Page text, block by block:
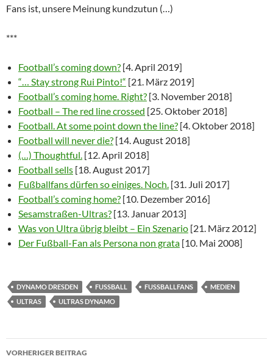
Fans ist, unsere Meinung kundzutun (…)
***
Football’s coming down? [4. April 2019]
“… Stay strong Rui Pinto!“ [21. März 2019]
Football’s coming home. Right? [3. November 2018]
Football – The red line crossed [25. Oktober 2018]
Football. At some point down the line? [4. Oktober 2018]
Football will never die? [14. August 2018]
(…) Thoughtful. [12. April 2018]
Football sells [18. August 2017]
Fußballfans dürfen so einiges. Noch. [31. Juli 2017]
Football’s coming home? [10. Dezember 2016]
Sesamstraßen-Ultras? [13. Januar 2013]
Was von Ultra übrig bleibt – Ein Szenario [21. März 2012]
Der Fußball-Fan als Persona non grata [10. Mai 2008]
DYNAMO DRESDEN FUSSBALL FUSSBALLFANS
MEDIEN
ULTRAS
ULTRAS DYNAMO
Beitragsnavigation
VORHERIGER BEITRAG